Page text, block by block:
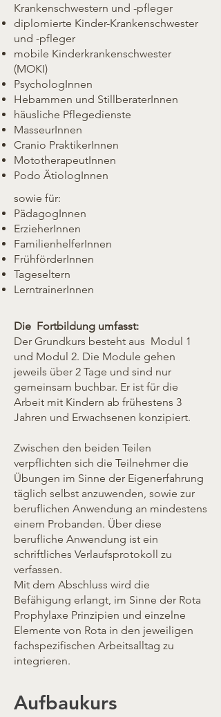
Krankenschwestern und -pfleger
diplomierte Kinder-Krankenschwester
und -pfleger
mobile Kinderkrankenschwester
(MOKI)
PsychologInnen
Hebammen und StillberaterInnen
häusliche Pflegedienste
MasseurInnen
Cranio PraktikerInnen
MototherapeutInnen
Podo ÄtiologInnen
sowie für:
PädagogInnen
ErzieherInnen
FamilienhelferInnen
FrühförderInnen
Tageseltern
LerntrainerInnen
Die Fortbildung umfasst:
Der Grundkurs besteht aus Modul 1
und Modul 2. Die Module gehen
jeweils über 2 Tage und sind nur
gemeinsam buchbar. Er ist für die
Arbeit mit Kindern ab frühestens 3
Jahren und Erwachsenen konzipiert.
Zwischen den beiden Teilen
verpflichten sich die Teilnehmer die
Übungen im Sinne der Eigenerfahrung
täglich selbst anzuwenden, sowie zur
beruflichen Anwendung an mindestens
einem Probanden. Über diese
berufliche Anwendung ist ein
schriftliches Verlaufsprotokoll zu
verfassen.
Mit dem Abschluss wird die
Befähigung erlangt, im Sinne der Rota
Prophylaxe Prinzipien und einzelne
Elemente von Rota in den jeweiligen
fachspezifischen Arbeitsalltag zu
integrieren.
Aufbaukurs